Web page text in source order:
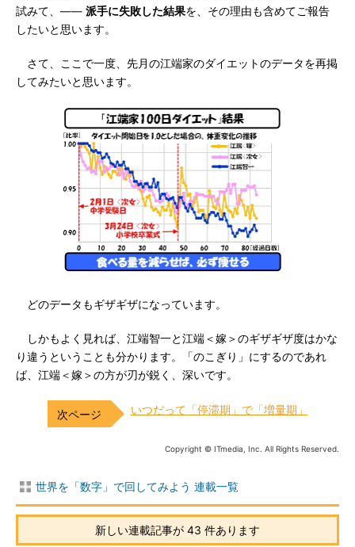
試みて、―― 派手に失敗した結果を、その理由も含めてご報告
したいと思います。
さて、ここで一度、先月の江端家のダイエットのデータを再掲
してみたいと思います。
どのデータもギザギザになっています。
しかもよく見れば、江端智一と江端＜嫁＞のギザギザ度はかな
り違うということも分かります。「のこぎり」にするのであれ
ば、江端＜嫁＞の方が刃が鋭く、深いです。
いつだって「停滞期」で「増量期」
Copyright © ITmedia, Inc. All Rights Reserved.
世界を「数字」で回してみよう 連載一覧
新しい連載記事が 43 件あります